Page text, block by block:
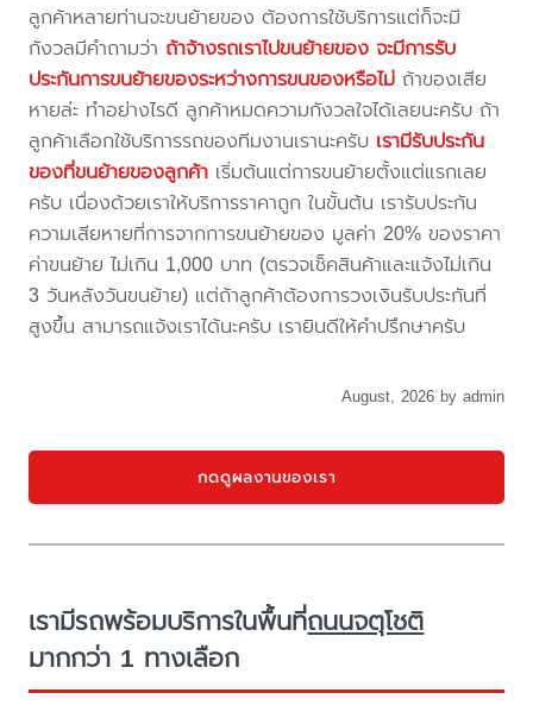
ลูกค้าหลายท่านจะขนย้ายของ ต้องการใช้บริการแต่ก็จะมี
กังวลมีคำถามว่า ถ้าจ้างรถเราไปขนย้ายของ จะมีการรับ
ประกันการขนย้ายของระหว่างการขนของหรือไม่ ถ้าของเสีย
หายล่ะ ทำอย่างไรดี ลูกค้าหมดความกังวลใจได้เลยนะครับ ถ้า
ลูกค้าเลือกใช้บริการรถของทีมงานเรานะครับ เรามีรับประกัน
ของที่ขนย้ายของลูกค้า เริ่มต้นแต่การขนย้ายตั้งแต่แรกเลย
ครับ เนื่องด้วยเราให้บริการราคาถูก ในขั้นต้น เรารับประกัน
ความเสียหายที่การจากการขนย้ายของ มูลค่า 20% ของราคา
ค่าขนย้าย ไม่เกิน 1,000 บาท (ตรวจเช็คสินค้าและแจ้งไม่เกิน
3 วันหลังวันขนย้าย) แต่ถ้าลูกค้าต้องการวงเงินรับประกันที่
สูงขึ้น สามารถแจ้งเราได้นะครับ เรายินดีให้คำปรึกษาครับ
August, 2026 by admin
กดดูผลงานของเรา
เรามีรถพร้อมบริการในพื้นที่ถนนจตุโชติ
มากกว่า 1 ทางเลือก